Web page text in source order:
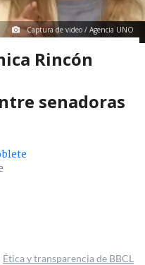
Captura de video / Agencia UNO
Rincón
senadoras
Ética y transparencia de BBCL